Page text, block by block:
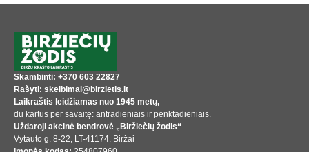
Skambinti: +370 603 22827
Rašyti: skelbimai@birzietis.lt
Laikraštis leidžiamas nuo 1945 metų,
du kartus per savaitę: antradieniais ir penktadieniais.
Uždaroji akcinė bendrovė „Biržiečių žodis“
Vytauto g. 8-22, LT-41174. Biržai